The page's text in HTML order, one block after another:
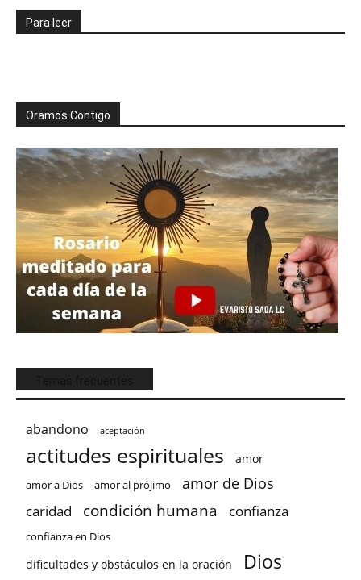
Para leer
Oramos Contigo
abandono aceptación
actitudes espirituales amor
amor a Dios amor al prójimo amor de Dios
caridad condición humana confianza
confianza en Dios
dificultades y obstáculos en la oración Dios